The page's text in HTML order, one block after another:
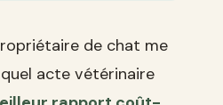
de chat me
acte vétérinaire